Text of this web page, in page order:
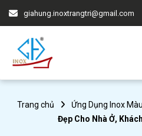
giahung.inoxtrangtri@gmail.com
Trang chủ Ứng Dụng Inox Màu
Đẹp Cho Nhà Ở,